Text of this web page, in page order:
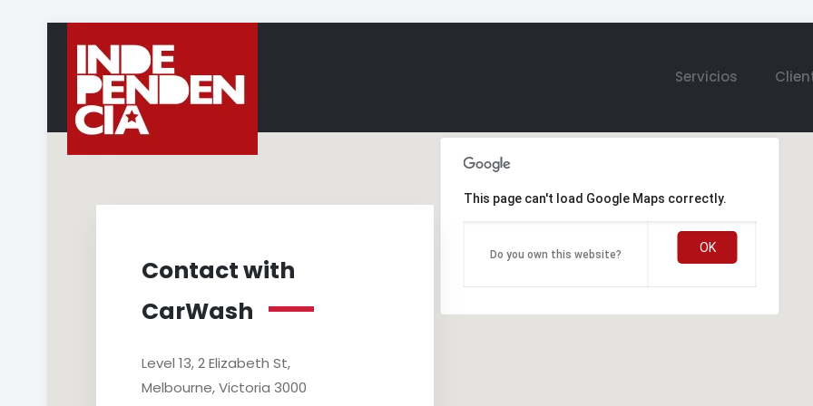
Servicios
This page can't load Google Maps correctly.
Do you own this website? OK
Contact with
CarWash
Level 13, 2 Elizabeth St,
Melbourne, Victoria 3000